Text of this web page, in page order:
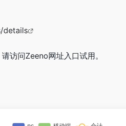
details
访问Zeeno网址入口试用。